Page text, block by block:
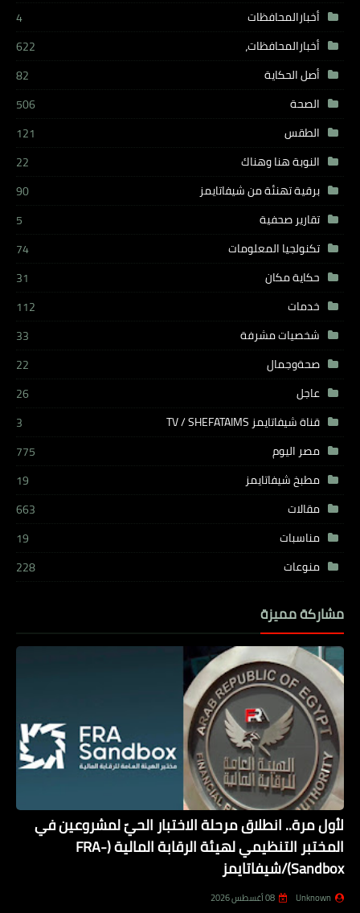
أخبارالمحافظات
4
أخبارالمحافظات،
622
أصل الحكاية
82
الصحة
506
الطقس
121
النوبة هنا وهناك
22
برقية تهنئة من شيفاتايمز
90
تقارير صحفية
5
تكنولجيا المعلومات
74
حكاية مكان
31
خدمات
112
شخصيات مشرفة
33
صحةوجمال
22
عاجل
26
قناة شيفاتايمز TV / SHEFATAIMS
3
مصر اليوم
775
مطبخ شيفاتايمز
19
مقالات
663
مناسبات
19
منوعات
228
مشاركة مميزة
لأول مرة.. انطلاق مرحلة الاختبار الحيّ لمشروعين في
المختبر التنظيمي لهيئة الرقابة المالية (FRA-
Sandbox)/شيفاتايمز
Unknown 08 أغسطس 2026